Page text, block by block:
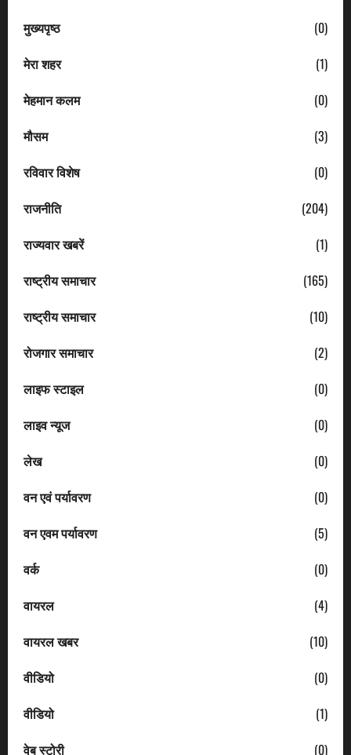
मुख्यपृष्ठ
(0)
मेरा शहर
(1)
मेहमान कलम
(0)
मौसम
(3)
रविवार विशेष
(0)
राजनीति
(204)
राज्यवार खबरें
(1)
राष्ट्रीय समाचार
(165)
राष्ट्रीय समाचार
(10)
रोजगार समाचार
(2)
लाइफ स्टाइल
(0)
लाइव न्यूज
(0)
लेख
(0)
वन एवं पर्यावरण
(0)
वन एवम पर्यावरण
(5)
वर्क
(0)
वायरल
(4)
वायरल खबर
(10)
वीडियो
(0)
वीडियो
(1)
वेब स्टोरी
(0)